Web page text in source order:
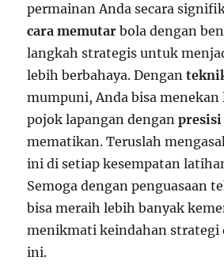
permainan Anda secara
cara memutar bola dengan
langkah strategis untuk
lebih berbahaya. Dengan
mumpuni, Anda bisa menekan
pojok lapangan denganpresisi
mematikan. Teruslah
ini di setiap kesempatan
Semoga dengan penguasaan
bisa meraih lebih banyak
menikmati keindahan strategi
ini.